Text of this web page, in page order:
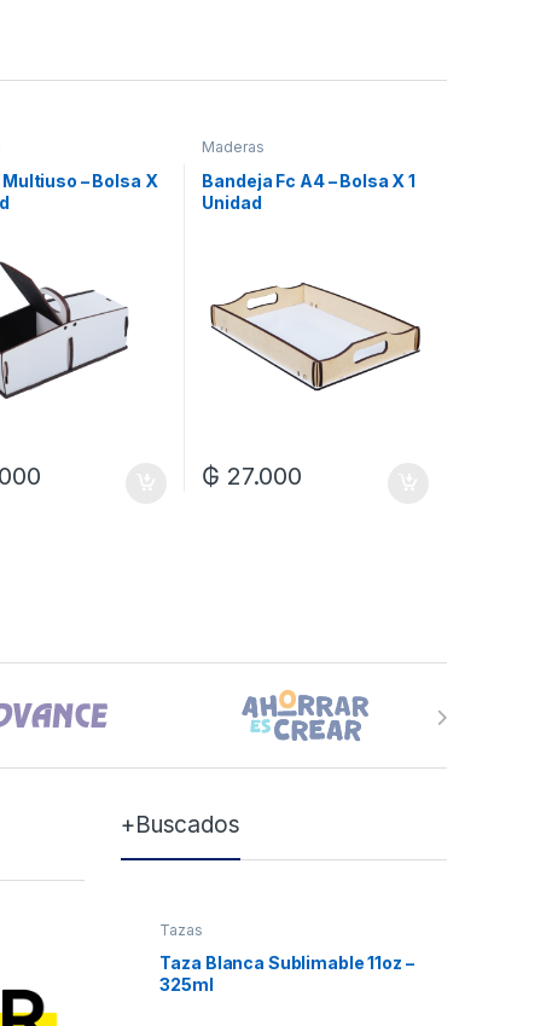
– Bolsa X
Maderas
Bandeja Fc A4 – Bolsa X 1
Unidad
₲ 27.000
+Buscados
Tazas
Taza Blanca Sublimable 11oz –
325ml